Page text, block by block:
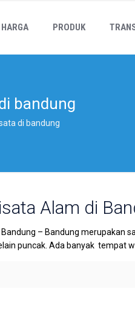
HARGA PRODUK
bandung
di bandung
Alam di
– Bandung merupakan
puncak. Ada banyak tempat